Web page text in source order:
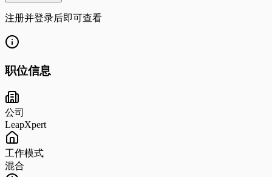
注册并登录后即可查看
职位信息
公司
LeapXpert
工作模式
混合